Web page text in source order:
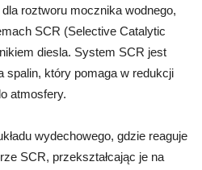
roztworu mocznika wodnego,
SCR (Selective Catalytic
diesla. System SCR jest
spalin, który pomaga w redukcji
atmosfery.
wydechowego, gdzie reaguje
SCR, przekształcając je na